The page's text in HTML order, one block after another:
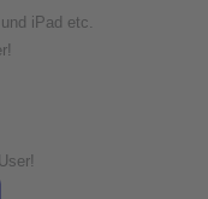
iPad etc.